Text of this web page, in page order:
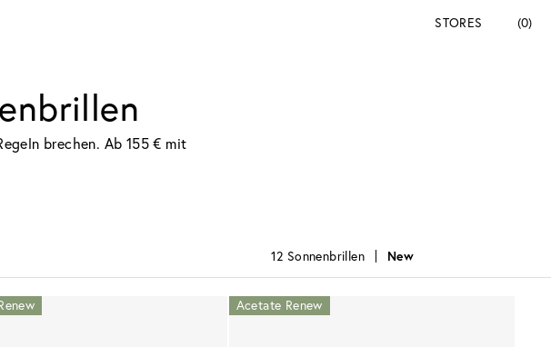
STORES (0)
brechen. Ab 155 € mit
12 Sonnenbrillen New
Acetate Renew